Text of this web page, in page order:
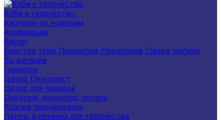
Хоби и творчество
Картины по номерам
Аппликации
Бисер
Блестки, гели, Прищепки, Проволока, Глазки, носики
Выжигание
Гравюры
Декор Пенопласт
Декор для поделок
Декупаж, кракелюр, поталь
Краски пальчиковые
Ленты и резинка для творчества